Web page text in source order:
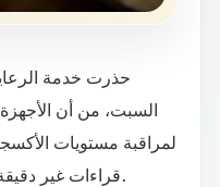
حذرت خدمة
السبت، من أن
لمراقبة مستويات
قراءات غير دقيقة للأشخاص ذوي البشرة السمراء.